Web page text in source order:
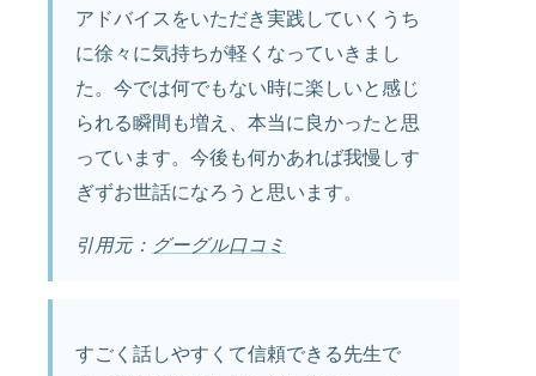
アドバイスをいただき実践していくうち
に徐々に気持ちが軽くなっていきまし
た。今では何でもない時に楽しいと感じ
られる瞬間も増え、本当に良かったと思
っています。今後も何かあれば我慢しす
ぎずお世話になろうと思います。
引用元： グーグル口コミ
すごく話しやすくて信頼できる先生で